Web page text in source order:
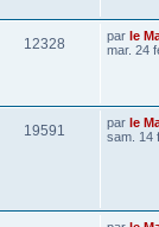
12328 par le
mar. 24
19591 par le
sam. 14